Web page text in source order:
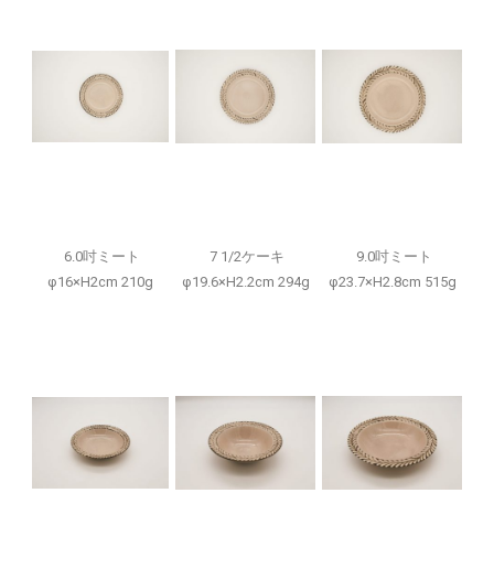
6.0吋ミート
φ16×H2cm 210g
7 1/2ケーキ
φ19.6×H2.2cm 294g
9.0吋ミート
φ23.7×H2.8cm 515g